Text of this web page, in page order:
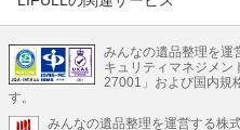
不動産・住宅
引越し 老人ホーム
不動産クラウドファンディング
みんなの遺品整理を運
キュリティマネジメン
27001」および国内規
す。
みんなの遺品整理を運営する株